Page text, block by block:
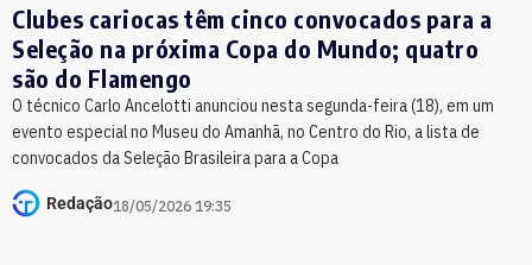
Clubes cariocas têm cinco convocados para a
Seleção na próxima Copa do Mundo; quatro
são do Flamengo
O técnico Carlo Ancelotti anunciou nesta segunda-feira (18), em um
evento especial no Museu do Amanhã, no Centro do Rio, a lista de
convocados da Seleção Brasileira para a Copa
Redação18/05/2026 19:35